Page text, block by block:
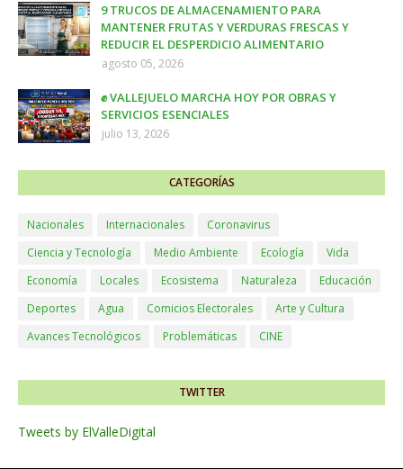
9 TRUCOS DE ALMACENAMIENTO PARA
MANTENER FRUTAS Y VERDURAS FRESCAS Y
REDUCIR EL DESPERDICIO ALIMENTARIO
agosto 05, 2026
✊ VALLEJUELO MARCHA HOY POR OBRAS Y
SERVICIOS ESENCIALES
julio 13, 2026
CATEGORÍAS
Nacionales Internacionales
Coronavirus
Ciencia y Tecnología
Medio Ambiente Ecología
Vida
Economía
Locales Ecosistema Naturaleza
Educación
Deportes
Agua Comicios Electorales
Arte y Cultura
Avances Tecnológicos
Problemáticas CINE
TWITTER
Tweets by ElValleDigital